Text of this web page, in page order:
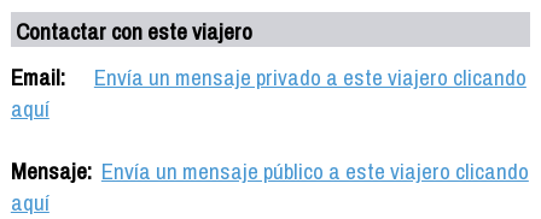
Contactar con este viajero
Email:
Envía un mensaje privado a este viajero clicando
aquí
Mensaje: Envía un mensaje público a este viajero clicando
aquí